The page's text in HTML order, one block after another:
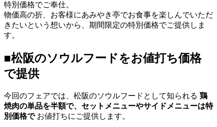
特別価格でご奉仕。
物価高の折、お客様にあみやき亭でお食事を楽しんでいただ
きたいという想いから、期間限定の特別価格でご提供しま
す。
■松阪のソウルフードをお値打ち価格
で提供
今回のフェアでは、松阪のソウルフードとして知られる 鶏
焼肉の単品を半額で、セットメニューやサイドメニューは特
別価格でお値打ちにご提供します。